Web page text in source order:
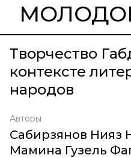
Творчество
контексте
народов
Авторы
Сабирзянов Нияз
Мамина Гузель